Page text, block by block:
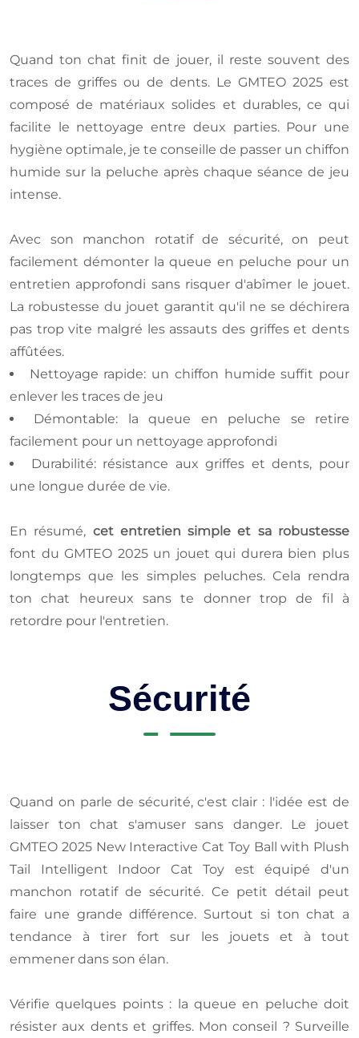
Quand ton chat finit de jouer, il reste souvent des
traces de griffes ou de dents. Le GMTEO 2025 est
composé de matériaux solides et durables, ce qui
facilite le nettoyage entre deux parties. Pour une
hygiène optimale, je te conseille de passer un chiffon
humide sur la peluche après chaque séance de jeu
intense.
Avec son manchon rotatif de sécurité, on peut
facilement démonter la queue en peluche pour un
entretien approfondi sans risquer d'abîmer le jouet.
La robustesse du jouet garantit qu'il ne se déchirera
pas trop vite malgré les assauts des griffes et dents
affûtées.
Nettoyage rapide: un chiffon humide suffit pour
enlever les traces de jeu
Démontable: la queue en peluche se retire
facilement pour un nettoyage approfondi
Durabilité: résistance aux griffes et dents, pour
une longue durée de vie.
En résumé, cet entretien simple et sa robustesse
font du GMTEO 2025 un jouet qui durera bien plus
longtemps que les simples peluches. Cela rendra
ton chat heureux sans te donner trop de fil à
retordre pour l'entretien.
Sécurité
Quand on parle de sécurité, c'est clair : l'idée est de
laisser ton chat s'amuser sans danger. Le jouet
GMTEO 2025 New Interactive Cat Toy Ball with Plush
Tail Intelligent Indoor Cat Toy est équipé d'un
manchon rotatif de sécurité. Ce petit détail peut
faire une grande différence. Surtout si ton chat a
tendance à tirer fort sur les jouets et à tout
emmener dans son élan.
Vérifie quelques points : la queue en peluche doit
résister aux dents et griffes. Mon conseil ? Surveille